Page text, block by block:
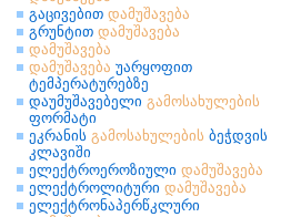
გაცივებით დამუშავება
გრუნტით დამუშავება
დამუშავება
დამუშავება უარყოფით
ტემპერატურებზე
დაუმუშავებელი გამოსახულების
ფორმატი
ეკრანის გამოსახულების ბეჭდვის
კლავიში
ელექტროეროზიული დამუშავება
ელექტროლიტური დამუშავება
ელექტრონაპერწკლური